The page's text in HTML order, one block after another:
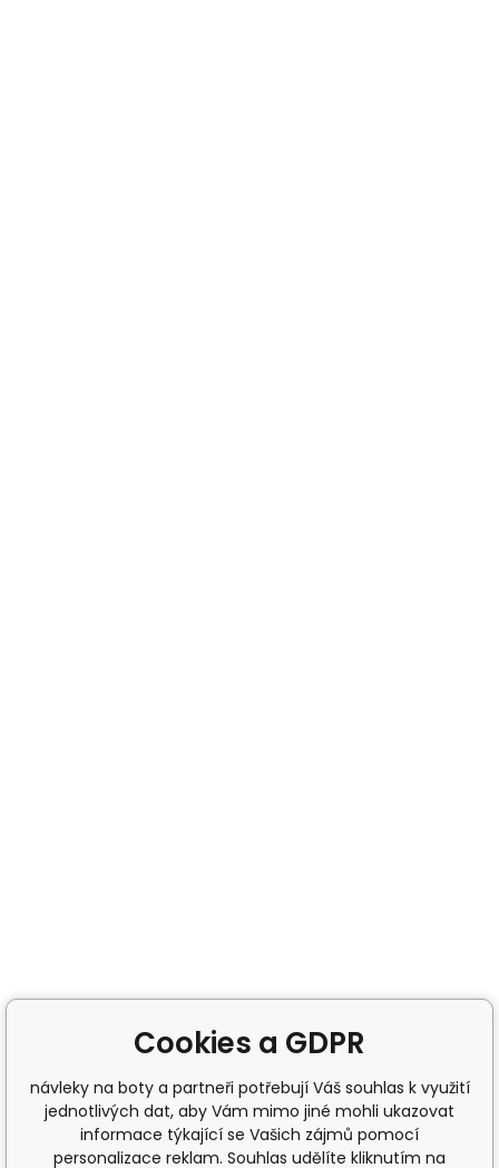
Cookies a GDPR
návleky na boty a partneři potřebují Váš souhlas k využití
jednotlivých dat, aby Vám mimo jiné mohli ukazovat
informace týkající se Vašich zájmů pomocí
personalizace reklam. Souhlas udělíte kliknutím na